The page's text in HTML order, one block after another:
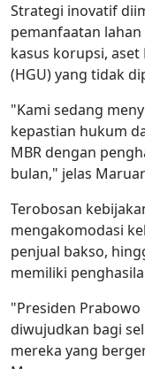
Strategi inovatif
pemanfaatan
kasus korupsi, aset
(HGU) yang tidak
"Kami sedang
kepastian hukum
MBR dengan
bulan," jelas
Terobosan
mengakomodasi
penjual bakso,
memiliki
"Presiden
diwujudkan bagi
mereka yang